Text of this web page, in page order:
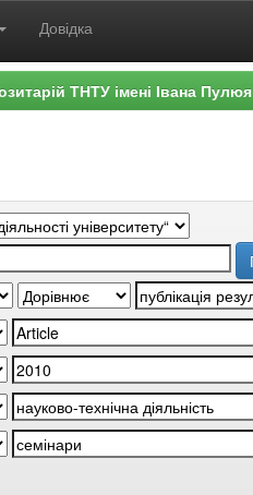
Довідка
ТНТУ імені Івана Пулюя